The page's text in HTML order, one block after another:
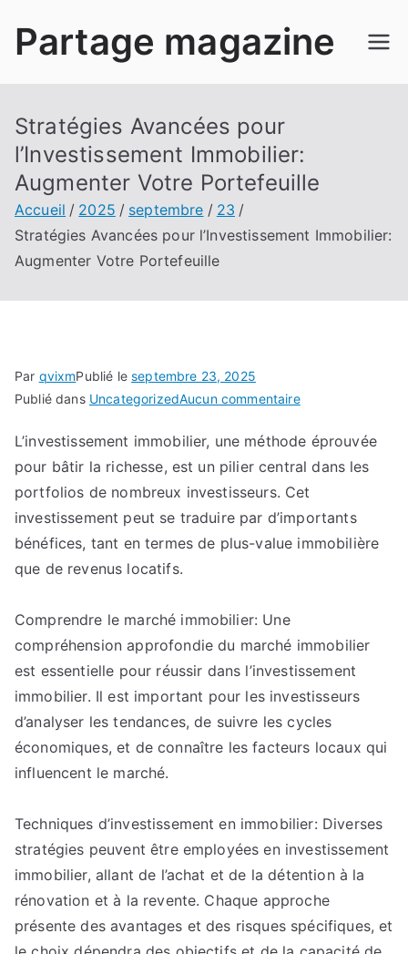
Partage magazine
Stratégies Avancées pour
l’Investissement Immobilier:
Augmenter Votre Portefeuille
Accueil 2025 septembre
23
Stratégies Avancées pour l’Investissement Immobilier:
Augmenter Votre Portefeuille
Par qvixmPublié leseptembre 23, 2025
Publié dans UncategorizedAucun commentairesur
Avancées
pour
l’Investissement
Immobilier:
Augmenter
L’investissement immobilier, une méthode éprouvée
pour bâtir la richesse, est un pilier central dans les
portfolios de nombreux investisseurs. Cet
investissement peut se traduire par d’importants
bénéfices, tant en termes de plus-value immobilière
que de revenus locatifs.
Comprendre le marché immobilier: Une
compréhension approfondie du marché immobilier
est essentielle pour réussir dans l’investissement
immobilier. Il est important pour les investisseurs
d’analyser les tendances, de suivre les cycles
économiques, et de connaître les facteurs locaux qui
influencent le marché.
Techniques d’investissement en immobilier: Diverses
stratégies peuvent être employées en investissement
immobilier, allant de l’achat et de la détention à la
rénovation et à la revente. Chaque approche
présente des avantages et des risques spécifiques, et